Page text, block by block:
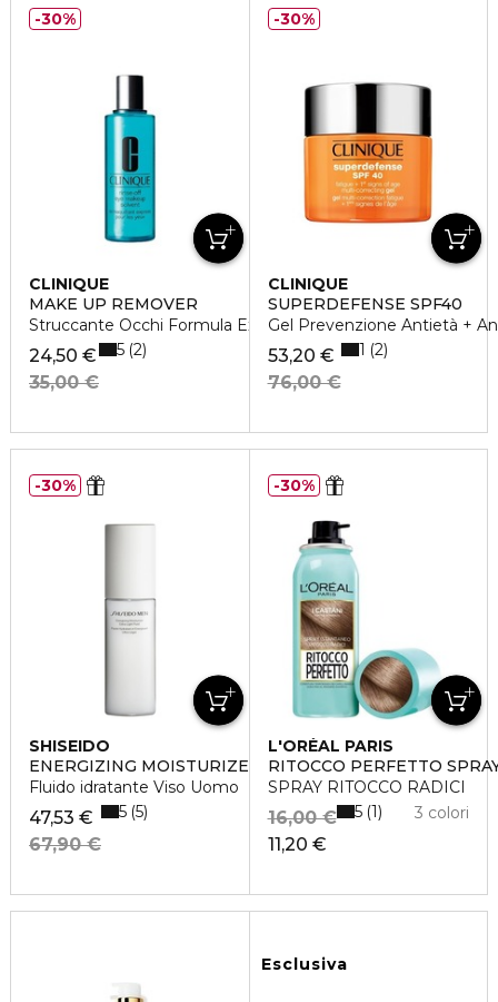
CLINIQUE
MAKE UP REMOVER
Struccante Occhi Formula Express
24,50 €
35,00 €
5 2
30%
CLINIQUE
SUPERDEFENSE SPF40
Gel Prevenzione Antietà +
53,20 €
76,00 €
1 2
30%
SHISEIDO
ENERGIZING MOISTURIZER EXTRA LIGHT FLUID
Fluido idratante Viso Uomo
47,53 €
67,90 €
5 5
30%
L'ORÉAL PARIS
RITOCCO PERFETTO
SPRAY RITOCCO RADICI
11,20 €
16,00 € 3 colori
5 1
30%
Esclusiva